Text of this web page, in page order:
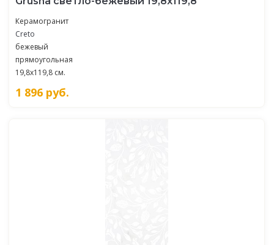
Керамогранит
Creto
бежевый
прямоугольная
19,8x119,8 см.
1 896 руб.